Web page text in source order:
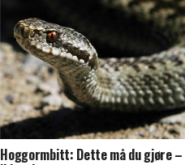
Hoggormbitt: Dette må du gjøre